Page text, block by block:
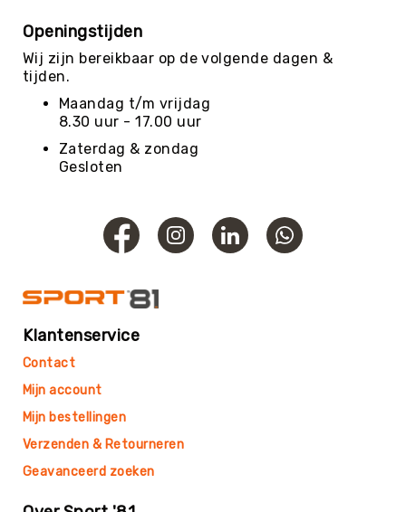
Bolsters
Yoga
Accessoires
KinderYoga
Meditatiekussens
Yoga
reiniging
Zaalvoetbal
Zaalvoetballen
Zeskamp
Zwemmen
BALLEN
Beachvolleyballen
Floorball
Golfballen
Openingstijden
Wij zijn bereikbaar op de volgende dagen &
tijden.
Maandag t/m vrijdag
8.30 uur - 17.00 uur
Zaterdag & zondag
Gesloten
Klantenservice
Contact
Mijn account
Mijn bestellingen
Verzenden & Retourneren
Geavanceerd zoeken